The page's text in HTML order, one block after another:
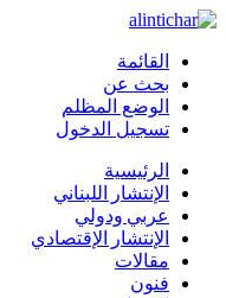
القائمة
بحث عن
الوضع المظلم
تسجيل الدخول
الرئيسية
الإنتشار اللبناني
عربي ودولي
الإنتشار الإقتصادي
مقالات
فنون